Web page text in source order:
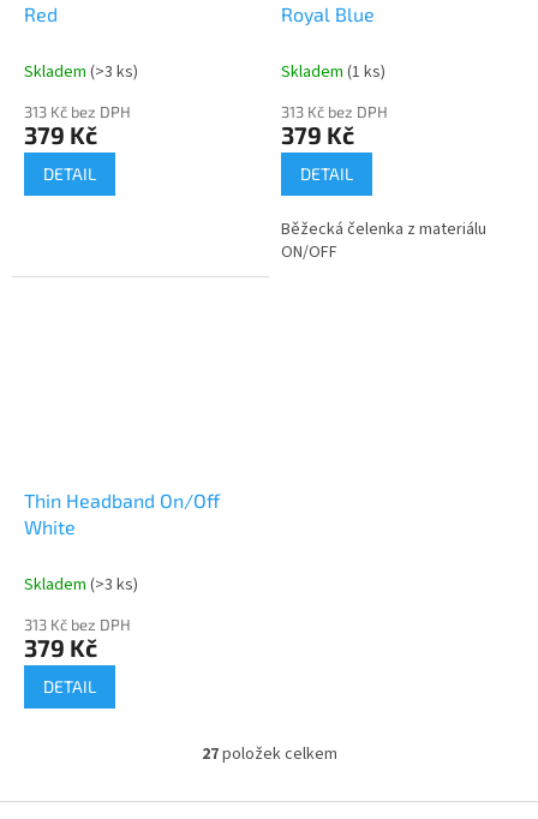
Red
Skladem (>3 ks)
313 Kč bez DPH
379 Kč
DETAIL
Royal Blue
Skladem (1 ks)
313 Kč bez DPH
379 Kč
DETAIL
Běžecká čelenka z materiálu
ON/OFF
Thin Headband On/Off
White
Skladem (>3 ks)
313 Kč bez DPH
379 Kč
DETAIL
O
l
27položek celkem